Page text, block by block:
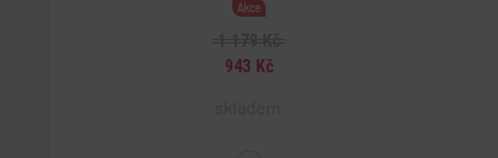
Akce
943 Kč